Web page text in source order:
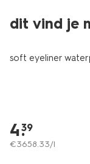
dit vind je
vegan
soft eyeliner
4.
39
€3658.33/l